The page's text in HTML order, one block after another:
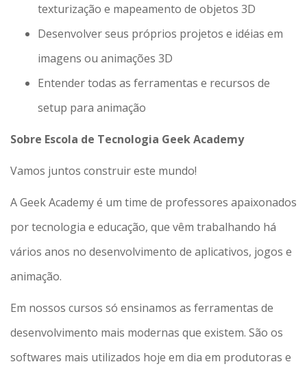
texturização e mapeamento de objetos 3D
Desenvolver seus próprios projetos e idéias em
imagens ou animações 3D
Entender todas as ferramentas e recursos de
setup para animação
Sobre Escola de Tecnologia Geek Academy
Vamos juntos construir este mundo!
A Geek Academy é um time de professores apaixonados
por tecnologia e educação, que vêm trabalhando há
vários anos no desenvolvimento de aplicativos, jogos e
animação.
Em nossos cursos só ensinamos as ferramentas de
desenvolvimento mais modernas que existem. São os
softwares mais utilizados hoje em dia em produtoras e